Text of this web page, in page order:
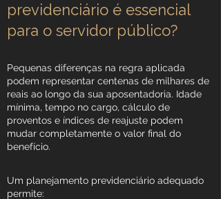
previdenciário é essencial
para o servidor público?
Pequenas diferenças na regra aplicada
podem representar centenas de milhares de
reais ao longo da sua aposentadoria. Idade
mínima, tempo no cargo, cálculo de
proventos e índices de reajuste podem
mudar completamente o valor final do
benefício.
Um planejamento previdenciário adequado
permite: